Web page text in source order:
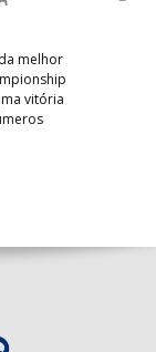
melhor
vitória